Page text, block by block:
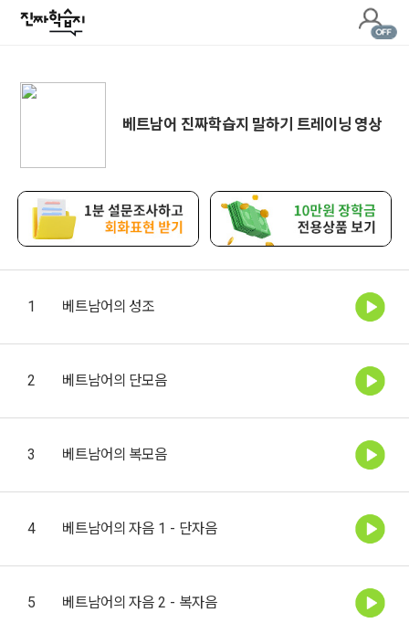
진
학
지
습
베트남어 진짜학습지 말하기 트레이닝 영상
1 베트남어의 성조
2 베트남어의 단모음
3 베트남어의 복모음
4 베트남어의 자음 1 - 단자음
5 베트남어의 자음 2 - 복자음